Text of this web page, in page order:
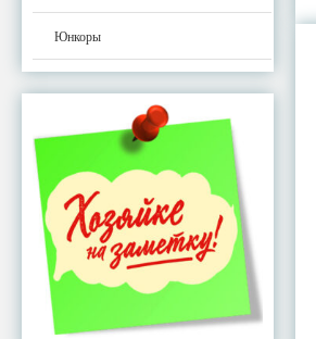
Юнкоры